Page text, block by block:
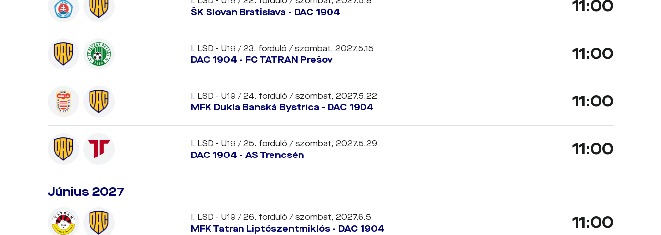
ŠK Slovan Bratislava - DAC 1904 11:00
I. LSD - U19 / 23. forduló /szombat, 2027.5.15
DAC 1904 - FC TATRAN Prešov 11:00
I. LSD - U19 / 24. forduló /szombat, 2027.5.22
MFK Dukla Banská Bystrica - DAC 1904 11:00
I. LSD - U19 / 25. forduló /szombat, 2027.5.29
DAC 1904 - AS Trencsén 11:00
Június 2027
I. LSD - U19 / 26. forduló /szombat, 2027.6.5
MFK Tatran Liptószentmiklós - DAC 1904 11:00